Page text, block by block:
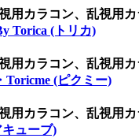
用カラコン、乱視用
Torica (トリカ)
用カラコン、乱視用
Toricme (ピクミー)
用カラコン、乱視用
ューブ)